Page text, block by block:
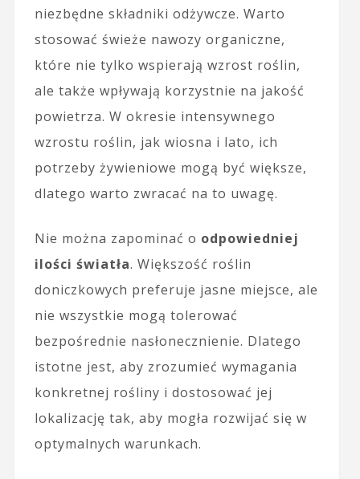
niezbędne składniki odżywcze. Warto
stosować świeże nawozy organiczne,
które nie tylko wspierają wzrost roślin,
ale także wpływają korzystnie na jakość
powietrza. W okresie intensywnego
wzrostu roślin, jak wiosna i lato, ich
potrzeby żywieniowe mogą być większe,
dlatego warto zwracać na to uwagę.
Nie można zapominać o odpowiedniej
ilości światła. Większość roślin
doniczkowych preferuje jasne miejsce, ale
nie wszystkie mogą tolerować
bezpośrednie nasłonecznienie. Dlatego
istotne jest, aby zrozumieć wymagania
konkretnej rośliny i dostosować jej
lokalizację tak, aby mogła rozwijać się w
optymalnych warunkach.